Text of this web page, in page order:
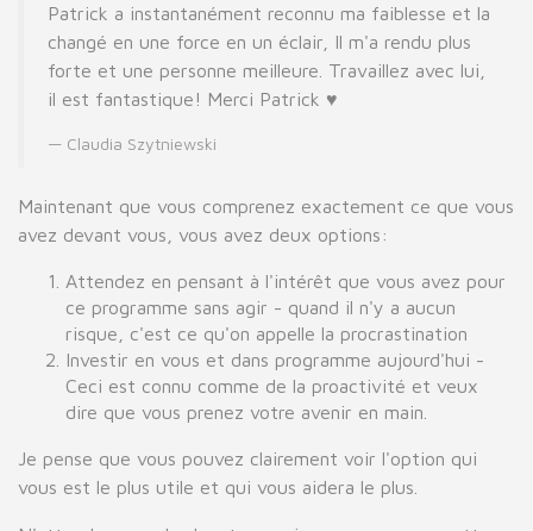
Patrick a instantanément reconnu ma faiblesse et la
changé en une force en un éclair, Il m'a rendu plus
forte et une personne meilleure. Travaillez avec lui,
il est fantastique! Merci Patrick ♥
Claudia Szytniewski
Maintenant que vous comprenez exactement ce que vous
avez devant vous, vous avez deux options:
Attendez en pensant à l'intérêt que vous avez pour
ce programme sans agir - quand il n'y a aucun
risque, c'est ce qu'on appelle la procrastination
Investir en vous et dans programme aujourd'hui -
Ceci est connu comme de la proactivité et veux
dire que vous prenez votre avenir en main.
Je pense que vous pouvez clairement voir l'option qui
vous est le plus utile et qui vous aidera le plus.